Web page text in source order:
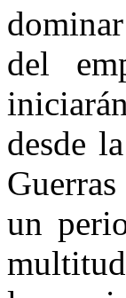
del
desde
un